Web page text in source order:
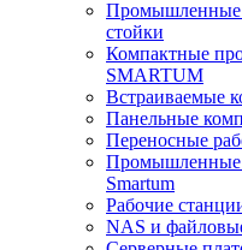
Промышленные
стойки
Компактные
SMARTUM
Встраиваемые
Панельные
Переносные
Промышленные
Smartum
Рабочие
NAS и